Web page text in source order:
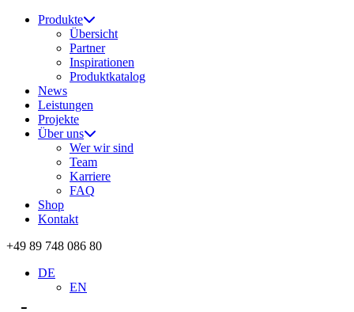
Produkte
Übersicht
Partner
Inspirationen
Produktkatalog
News
Leistungen
Projekte
Über uns
Wer wir sind
Team
Karriere
FAQ
Shop
Kontakt
+49 89 748 086 80
DE
EN